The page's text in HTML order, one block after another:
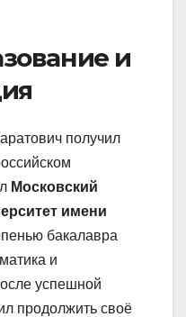
и
получил
Московский
имени
бакалавра
и
успешной
продолжить своё